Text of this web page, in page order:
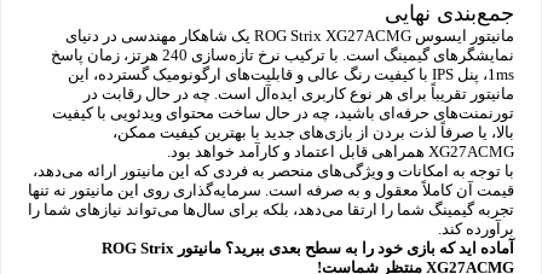
جمع‌بندی نهایی
مانیتور ایسوس ROG Strix XG27ACMG یک شاهکار مهندسی در دنیای
نمایشگرهای گیمینگ است. با ترکیب نرخ تازه‌سازی 240 هرتز، زمان پاسخ
1ms، پنل IPS با کیفیت رنگ عالی و قابلیت‌های ارگونومیک گسترده، این
مانیتور تقریباً برای هر نوع کاربری ایده‌آل است. چه در حال رقابت در
تورنمنت‌های حرفه‌ای باشید، چه در حال ساخت محتوای ویدئویی با کیفیت
بالا، یا صرفاً لذت بردن از بازی‌های جدید با بهترین کیفیت ممکن،
XG27ACMG همراهی قابل اعتماد و کارآمد خواهد بود.
با توجه به امکانات و ویژگی‌های منحصر به فردی که این مانیتور ارائه می‌دهد،
قیمت آن کاملاً معقول و به صرفه است. سرمایه‌گذاری روی این مانیتور نه تنها
تجربه گیمینگ شما را ارتقا می‌دهد، بلکه برای سال‌ها می‌تواند نیازهای شما را
برآورده کند.
آماده اید که بازی خود را به سطح بعدی ببرید؟ مانیتور ROG Strix
XG27ACMG منتظر شماست!